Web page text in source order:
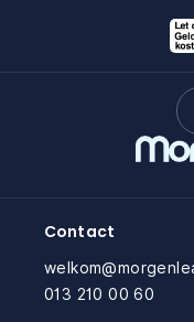
Contact
013 210 00 60